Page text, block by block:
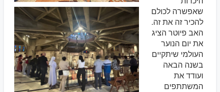
שאפשרה לכולם
להכיר זה את זה.
האב פיוטר הציג
את יום הנוער
העולמי שיתקיים
בשנה הבאה
ועודד את
המשתתפים